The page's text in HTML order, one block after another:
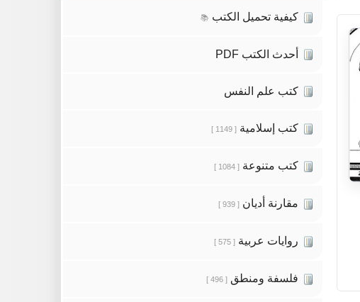
كيفية تحميل الكتب 📚
أحدث الكتب PDF
كتب علم النفس
كتب إسلامية [ 1149 ]
كتب متنوعة [ 1084 ]
مقارنة أديان [ 939 ]
روايات عربية [ 575 ]
فلسفة ومنطق [ 496 ]